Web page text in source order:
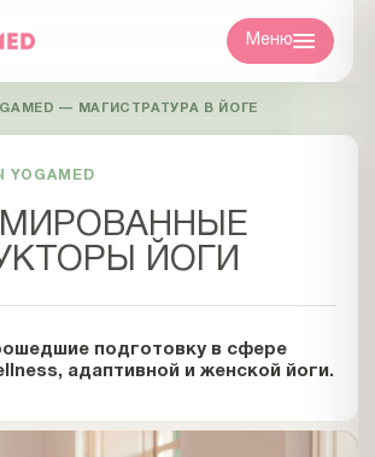
Меню
— МАГИСТРАТУРА В ЙОГЕ
ЙОГИ
подготовку в сфере
адаптивной и женской йоги.